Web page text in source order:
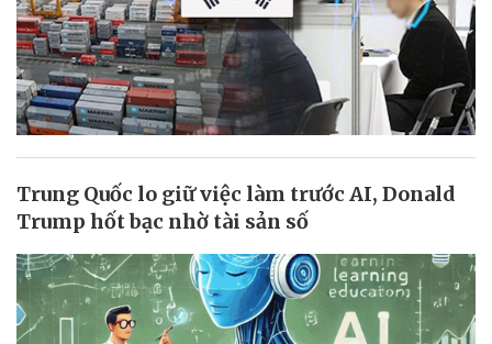
Trung Quốc lo giữ việc làm trước AI, Donald
Trump hốt bạc nhờ tài sản số